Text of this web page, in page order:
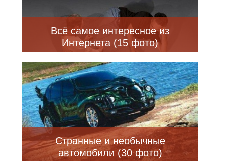
Всё самое интересное из
Интернета (15 фото)
Странные и необычные
автомобили (30 фото)